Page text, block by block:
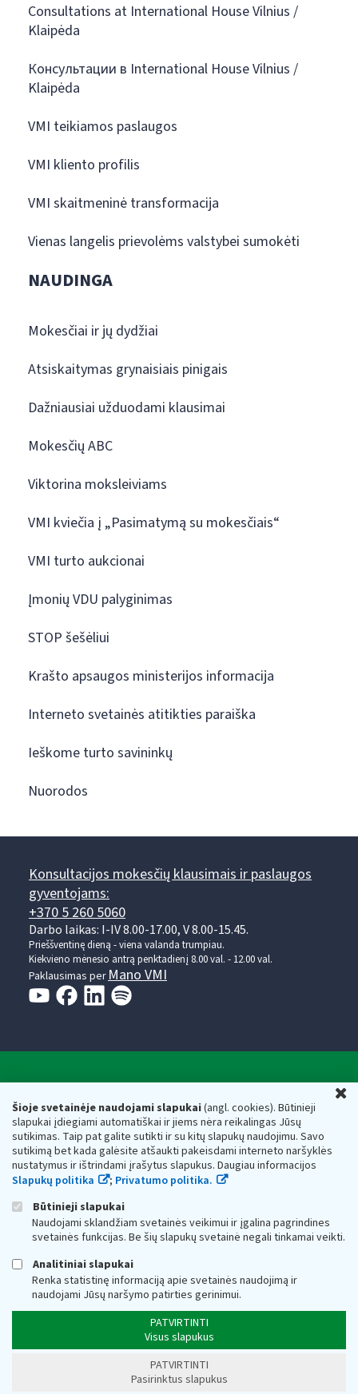
Šioje svetainėje naudojami slapukai(angl. cookies). Būtinieji
slapukai įdiegiami automatiškai ir jiems nėra reikalingas Jūsų
sutikimas. Taip pat galite sutikti ir su kitų slapukų naudojimu. Savo
sutikimą bet kada galėsite atšaukti pakeisdami interneto naršyklės
nustatymus ir ištrindami įrašytus slapukus. Daugiau informacijos
Slapukų politika
; Privatumo politika.
Būtinieji slapukai
Naudojami sklandžiam svetainės veikimui ir įgalina pagrindines
svetainės funkcijas. Be šių slapukų svetainė negali tinkamai veikti.
Analitiniai slapukai
Renka statistinę informaciją apie svetainės naudojimą ir
naudojami Jūsų naršymo patirties gerinimui.
PATVIRTINTI
Visus slapukus
PATVIRTINTI
Pasirinktus slapukus
Consultations at International House Vilnius /
Klaipėda
Консультации в International House Vilnius /
Klaipėda
VMI teikiamos paslaugos
VMI kliento profilis
VMI skaitmeninė transformacija
Vienas langelis prievolėms valstybei sumokėti
NAUDINGA
Mokesčiai ir jų dydžiai
Atsiskaitymas grynaisiais pinigais
Dažniausiai užduodami klausimai
Mokesčių ABC
Viktorina moksleiviams
VMI kviečia į „Pasimatymą su mokesčiais“
VMI turto aukcionai
Įmonių VDU palyginimas
STOP šešėliui
Krašto apsaugos ministerijos informacija
Interneto svetainės atitikties paraiška
Ieškome turto savininkų
Nuorodos
Konsultacijos mokesčių klausimais ir paslaugos
gyventojams:
+370 5 260 5060
Darbo laikas: I-IV 8.00-17.00, V 8.00-15.45.
Prieššventinę dieną - viena valanda trumpiau.
Kiekvieno mėnesio antrą penktadienį 8.00 val. - 12.00 val.
Paklausimas per Mano VMI
Respublikos finansų ministerijos
Biudžetinė įstaiga. Juridinio asmens kodas — 188659752,
adresas: Vasario 16-osios g. 14, 01107 Vilnius, Lietuva, el.paštas:
vmi@vmi.lt, E. pristatymo dėžutės adresas 188659752
Duomenys apie Valstybinę mokesčių inspekciją prie Lietuvos
Respublikos finansų ministerijos kaupiami ir saugomi Juridinių